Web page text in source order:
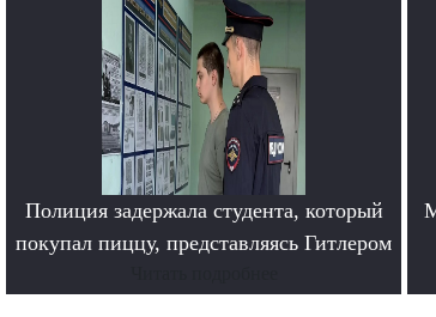
Полиция задержала студента, который
покупал пиццу, представляясь Гитлером